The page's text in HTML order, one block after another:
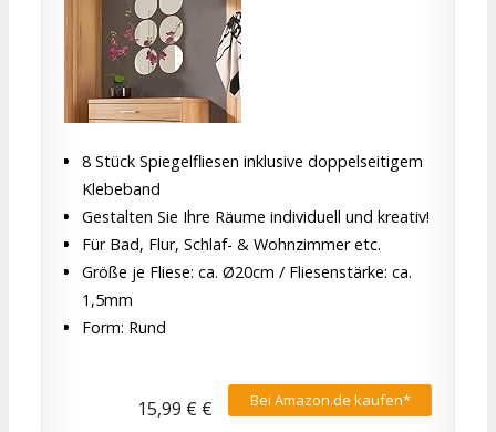
8 Stück Spiegelfliesen inklusive doppelseitigem
Klebeband
Gestalten Sie Ihre Räume individuell und kreativ!
Für Bad, Flur, Schlaf- & Wohnzimmer etc.
Größe je Fliese: ca. Ø20cm / Fliesenstärke: ca.
1,5mm
Form: Rund
Bei Amazon.de kaufen*
15,99 € €